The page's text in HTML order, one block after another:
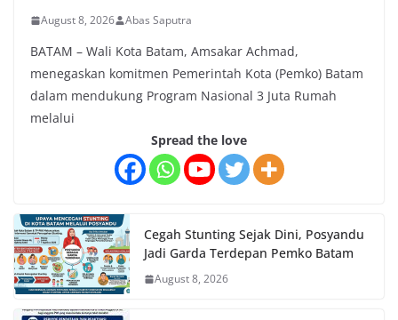
August 8, 2026 Abas Saputra
BATAM – Wali Kota Batam, Amsakar Achmad,
menegaskan komitmen Pemerintah Kota (Pemko) Batam
dalam mendukung Program Nasional 3 Juta Rumah
melalui
Spread the love
Cegah Stunting Sejak Dini, Posyandu
Jadi Garda Terdepan Pemko Batam
August 8, 2026